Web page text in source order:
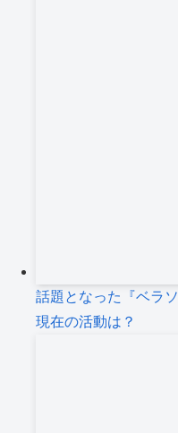
話題となった『ベラ
現在の活動は？